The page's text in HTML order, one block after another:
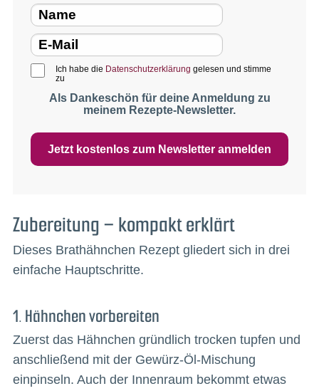
Ich habe die Datenschutzerklärung gelesen und stimme
zu
Als Dankeschön für deine Anmeldung zu
meinem Rezepte-Newsletter.
Jetzt kostenlos zum Newsletter anmelden
Zubereitung – kompakt erklärt
Dieses Brathähnchen Rezept gliedert sich in drei
einfache Hauptschritte.
1. Hähnchen vorbereiten
Zuerst das Hähnchen gründlich trocken tupfen und
anschließend mit der Gewürz-Öl-Mischung
einpinseln. Auch der Innenraum bekommt etwas